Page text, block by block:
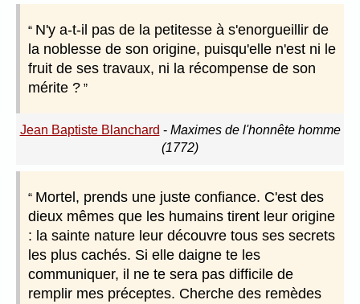
N'y a-t-il pas de la petitesse à s'enorgueillir de
la noblesse de son origine, puisqu'elle n'est ni le
fruit de ses travaux, ni la récompense de son
mérite ?
Jean Baptiste Blanchard - Maximes de l'honnête homme
(1772)
Mortel, prends une juste confiance. C'est des
dieux mêmes que les humains tirent leur origine
: la sainte nature leur découvre tous ses secrets
les plus cachés. Si elle daigne te les
communiquer, il ne te sera pas difficile de
remplir mes préceptes. Cherche des remèdes